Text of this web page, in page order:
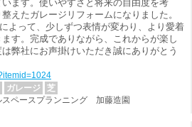
ます。使いやすさと将来の自由度を考
えたガレージリフォームになりました。
よって、少しずつ表情が変わり、より愛着
す。完成でありながら、これからが楽し
弊社にお声掛けいただき誠にありがとう
ガレージ
芝
ペースプランニング 加藤造園